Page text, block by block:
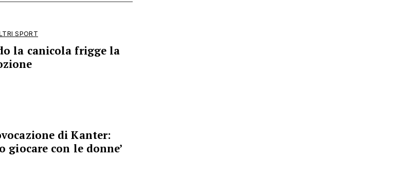
SPORT
la canicola frigge la
di Kanter:
giocare con le donne’